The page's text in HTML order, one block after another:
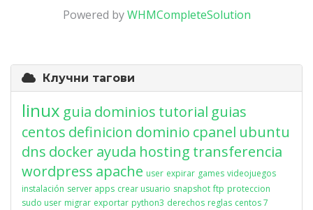
Powered byWHMCompleteSolution
Клучни тагови
linux guia dominios tutorial guias
centos definicion dominio cpanel ubuntu
dns dockerayuda hosting transferencia
wordpress apache user expirar games videojuegos
instalación server apps crear usuario snapshot ftp proteccion
sudo user migrar exportar python3 derechos reglas centos 7